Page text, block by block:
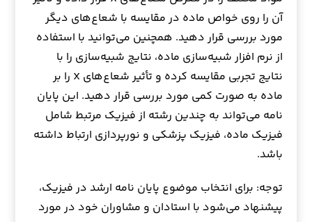
آن را روی خواص ماده در مقایسه با شعاع‌های دیگر
مورد بررسی قرار دهید. همچنین می‌توانید با استفاده
از نرم افزار شبیه‌سازی ماده، نتایج شبیه‌سازی را با
نتایج تجربی مقایسه کرده و تأثیر شعاع‌های X را بر
ماده به صورت کمی مورد بررسی قرار دهید. این پایان
نامه می‌تواند به چندین رشته از فیزیک مرتبط شامل
فیزیک ماده، فیزیک پزشکی و نورپردازی ارتباط داشته
باشد.
توجه: برای انتخاب موضوع پایان نامه ارشد در فیزیک،
پیشنهاد می‌شود با استادان و مشاوران خود در مورد